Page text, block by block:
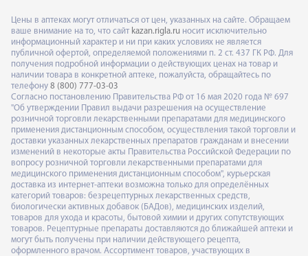
Цены в аптеках могут отличаться от цен, указанных на сайте. Обращаем
ваше внимание на то, что сайт kazan.rigla.ru носит исключительно
информационный характер и ни при каких условиях не является
публичной офертой, определяемой положениями п. 2 ст. 437 ГК РФ. Для
получения подробной информации о действующих ценах на товар и
наличии товара в конкретной аптеке, пожалуйста, обращайтесь по
телефону 8 (800) 777-03-03
Согласно постановлению Правительства РФ от 16 мая 2020 года № 697
"Об утверждении Правил выдачи разрешения на осуществление
розничной торговли лекарственными препаратами для медицинского
применения дистанционным способом, осуществления такой торговли и
доставки указанных лекарственных препаратов гражданам и внесении
изменений в некоторые акты Правительства Российской Федерации по
вопросу розничной торговли лекарственными препаратами для
медицинского применения дистанционным способом", курьерская
доставка из интернет-аптеки возможна только для определённых
категорий товаров: безрецептурных лекарственных средств,
биологически активных добавок (БАДов), медицинских изделий,
товаров для ухода и красоты, бытовой химии и других сопутствующих
товаров. Рецептурные препараты доставляются до ближайшей аптеки и
могут быть получены при наличии действующего рецепта,
оформленного врачом. Ассортимент товаров, участвующих в